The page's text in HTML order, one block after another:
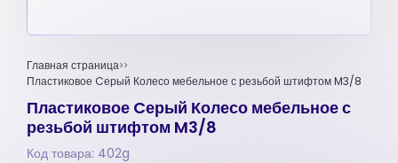
Главная страница
Пластиковое Cерый Колесо мебельное с резьбой штифтом M3/8
Пластиковое Cерый Колесо мебельное с
резьбой штифтом M3/8
Код товара: 402g